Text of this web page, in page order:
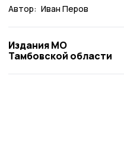
Автор: Иван Перов
Издания МО
Тамбовской области